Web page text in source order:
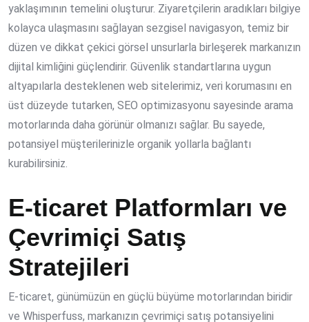
yaklaşımının temelini oluşturur. Ziyaretçilerin aradıkları bilgiye
kolayca ulaşmasını sağlayan sezgisel navigasyon, temiz bir
düzen ve dikkat çekici görsel unsurlarla birleşerek markanızın
dijital kimliğini güçlendirir. Güvenlik standartlarına uygun
altyapılarla desteklenen web sitelerimiz, veri korumasını en
üst düzeyde tutarken, SEO optimizasyonu sayesinde arama
motorlarında daha görünür olmanızı sağlar. Bu sayede,
potansiyel müşterilerinizle organik yollarla bağlantı
kurabilirsiniz.
E-ticaret Platformları ve
Çevrimiçi Satış
Stratejileri
E-ticaret, günümüzün en güçlü büyüme motorlarından biridir
ve Whisperfuss, markanızın çevrimiçi satış potansiyelini